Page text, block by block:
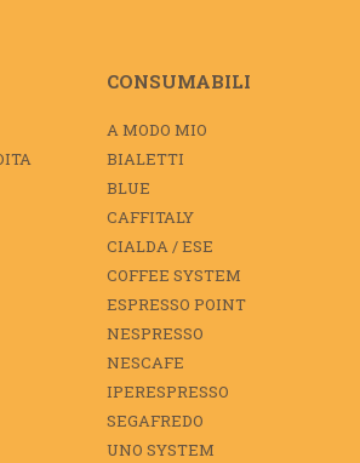
CONSUMABILI
A MODO MIO
BIALETTI
BLUE
CAFFITALY
CIALDA / ESE
COFFEE SYSTEM
ESPRESSO POINT
NESPRESSO
NESCAFE
IPERESPRESSO
SEGAFREDO
UNO SYSTEM